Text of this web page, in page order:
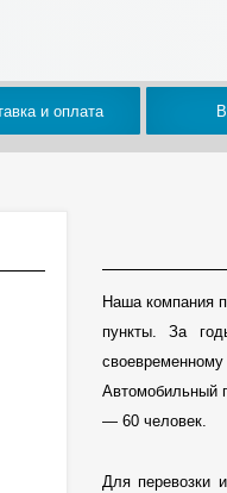
и оплата
Наша компания
пункты. За
Автомобильный
— 60 человек.
Для перевозки